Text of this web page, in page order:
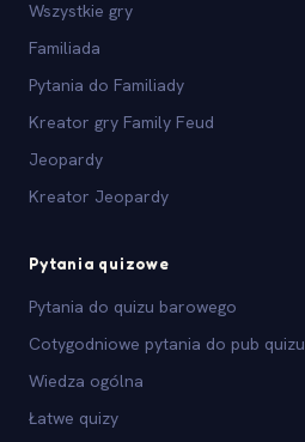
Wszystkie gry
Familiada
Pytania do Familiady
Kreator gry Family Feud
Jeopardy
Kreator Jeopardy
Pytania quizowe
Pytania do quizu barowego
Cotygodniowe pytania do pub quizu
Wiedza ogólna
Łatwe quizy